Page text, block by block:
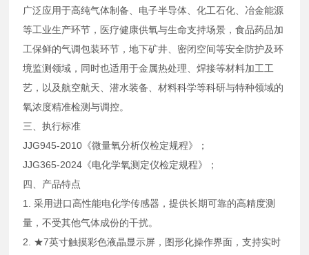
广泛应用于高纯气体制备、电子半导体、化工石化、冶金能源
等工业生产环节，医疗健康供氧与生命支持场景，食品药品加
工保鲜的气调包装环节，地下矿井、密闭空间等安全防护及环
境监测领域，同时也适用于金属热处理、焊接等材料加工工
艺，以及航空航天、潜水装备、材料科学等科研与特种领域的
氧浓度精准检测与调控。
三、执行标准
JJG945-2010《微量氧分析仪检定规程》；
JJG365-2024《电化学氧测定仪检定规程》；
四、产品特点
1. 采用进口高性能电化学传感器，提供长期可靠的高精度测
量，不受其他气体成份的干扰。
2. ★7英寸触摸彩色液晶显示屏，图形化操作界面，支持实时